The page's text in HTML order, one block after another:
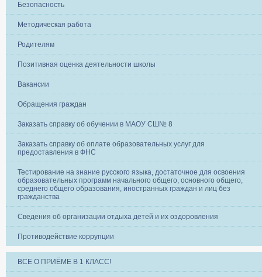
Безопасность
Методическая работа
Родителям
Позитивная оценка деятельности школы
Вакансии
Обращения граждан
Заказать справку об обучении в МАОУ СШ№ 8
Заказать справку об оплате образовательных услуг для
предоставления в ФНС
Тестирование на знание русского языка, достаточное для освоения
образовательных программ начального общего, основного общего,
среднего общего образования, иностранных граждан и лиц без
гражданства
Сведения об организации отдыха детей и их оздоровления
Противодействие коррупции
ВСЕ О ПРИЁМЕ В 1 КЛАСС!